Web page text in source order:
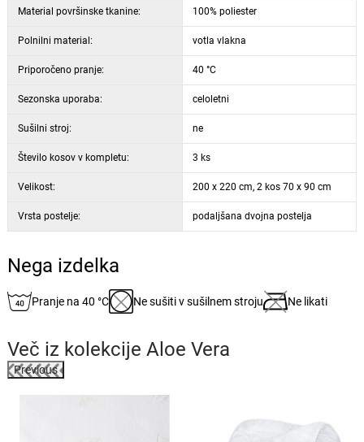
Material površinske tkanine: 100% poliester
Polnilni material: votla vlakna
Priporočeno pranje: 40 °C
Sezonska uporaba: celoletni
Sušilni stroj: ne
Število kosov v kompletu: 3 ks
Velikost: 200 x 220 cm, 2 kos 70 x 90 cm
Vrsta postelje: podaljšana dvojna postelja
Nega izdelka
Pranje na 40 °C Ne sušiti v sušilnem stroju Ne likati
Več iz kolekcije Aloe Vera
Previous